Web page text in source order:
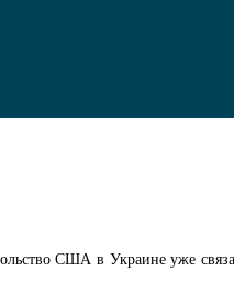
США в Украине уже